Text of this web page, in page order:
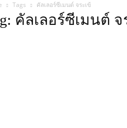
Tags คัลเลอร์ซีเมนต์ จระเข้
คัลเลอร์ซีเมนต์ จ